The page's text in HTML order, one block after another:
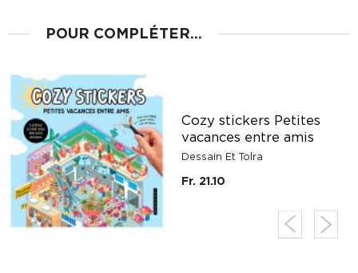
POUR COMPLÉTER...
Cozy stickers Petites
vacances entre amis
Dessain Et Tolra
Fr. 21.10